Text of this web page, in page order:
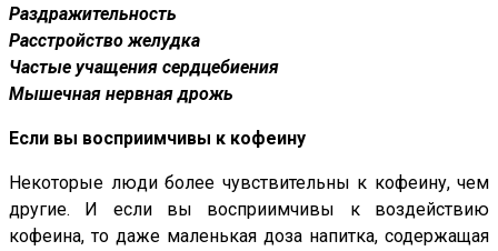
Раздражительность
Расстройство желудка
Частые учащения сердцебиения
Мышечная нервная дрожь
Если вы восприимчивы к кофеину
Некоторые люди более чувствительны к кофеину, чем
другие. И если вы восприимчивы к воздействию
кофеина, то даже маленькая доза напитка, содержащая